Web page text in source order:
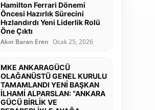
Hamilton Ferrari Dönemi
Öncesi Hazırlık Sürecini
Hızlandırdı Yeni Liderlik Rolü
Öne Çıktı
Akın Baran Eren Ocak 25, 2026
MKE ANKARAGÜCÜ
OLAĞANÜSTÜ GENEL KURULU
TAMAMLANDI YENİ BAŞKAN
İLHAMİ ALPARSLAN: “ANKARA
GÜCÜ BİRLİK VE